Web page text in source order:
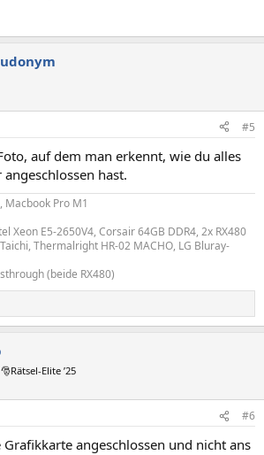
#5
auf dem man erkennt, wie du alles
hast.
Macbook Pro M1
Xeon E5-2650V4, Corsair 64GB DDR4, 2x RX480
Thermalright HR-02 MACHO, LG Bluray-
(beide RX480)
🎅Rätsel-Elite ’25
#6
angeschlossen und nicht ans